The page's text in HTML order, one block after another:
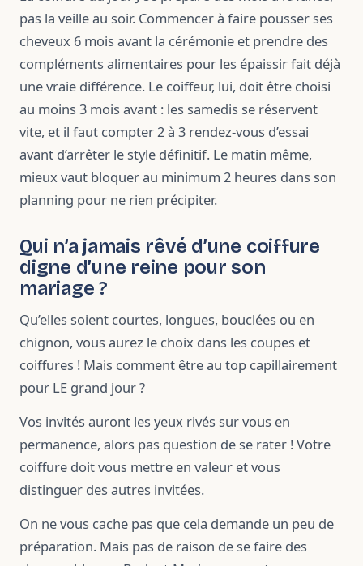
pas la veille au soir. Commencer à faire pousser ses
cheveux 6 mois avant la cérémonie et prendre des
compléments alimentaires pour les épaissir fait déjà
une vraie différence. Le coiffeur, lui, doit être choisi
au moins 3 mois avant : les samedis se réservent
vite, et il faut compter 2 à 3 rendez-vous d’essai
avant d’arrêter le style définitif. Le matin même,
mieux vaut bloquer au minimum 2 heures dans son
planning pour ne rien précipiter.
Qui n’a jamais rêvé d’une coiffure
digne d’une reine pour son
mariage ?
Qu’elles soient courtes, longues, bouclées ou en
chignon, vous aurez le choix dans les coupes et
coiffures ! Mais comment être au top capillairement
pour LE grand jour ?
Vos invités auront les yeux rivés sur vous en
permanence, alors pas question de se rater ! Votre
coiffure doit vous mettre en valeur et vous
distinguer des autres invitées.
On ne vous cache pas que cela demande un peu de
préparation. Mais pas de raison de se faire des